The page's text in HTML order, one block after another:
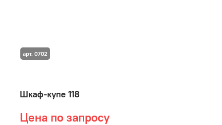
Шкаф-купе 118
Цена по запросу
арт. 0702